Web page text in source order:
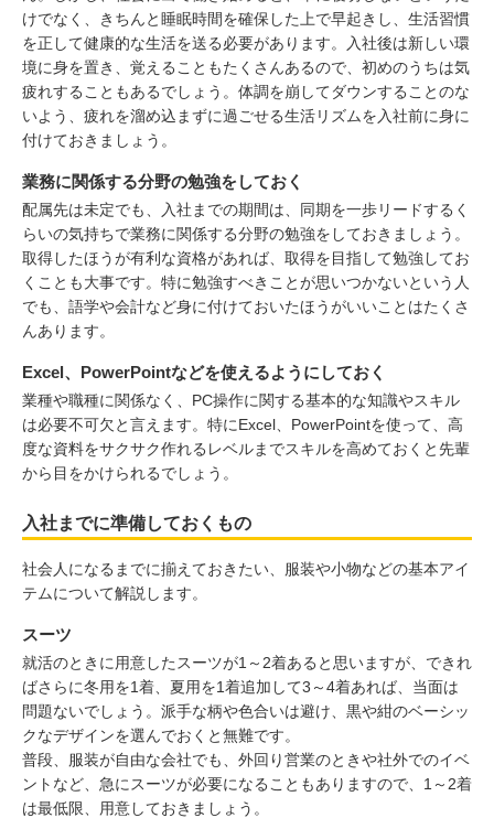
けでなく、きちんと睡眠時間を確保した上で早起きし、生活習慣
を正して健康的な生活を送る必要があります。入社後は新しい環
境に身を置き、覚えることもたくさんあるので、初めのうちは気
疲れすることもあるでしょう。体調を崩してダウンすることのな
いよう、疲れを溜め込まずに過ごせる生活リズムを入社前に身に
付けておきましょう。
業務に関係する分野の勉強をしておく
配属先は未定でも、入社までの期間は、同期を一歩リードするく
らいの気持ちで業務に関係する分野の勉強をしておきましょう。
取得したほうが有利な資格があれば、取得を目指して勉強してお
くことも大事です。特に勉強すべきことが思いつかないという人
でも、語学や会計など身に付けておいたほうがいいことはたくさ
んあります。
Excel、PowerPointなどを使えるようにしておく
業種や職種に関係なく、PC操作に関する基本的な知識やスキル
は必要不可欠と言えます。特にExcel、PowerPointを使って、高
度な資料をサクサク作れるレベルまでスキルを高めておくと先輩
から目をかけられるでしょう。
入社までに準備しておくもの
社会人になるまでに揃えておきたい、服装や小物などの基本アイ
テムについて解説します。
スーツ
就活のときに用意したスーツが1～2着あると思いますが、できれ
ばさらに冬用を1着、夏用を1着追加して3～4着あれば、当面は
問題ないでしょう。派手な柄や色合いは避け、黒や紺のベーシッ
クなデザインを選んでおくと無難です。
普段、服装が自由な会社でも、外回り営業のときや社外でのイベ
ントなど、急にスーツが必要になることもありますので、1～2着
は最低限、用意しておきましょう。